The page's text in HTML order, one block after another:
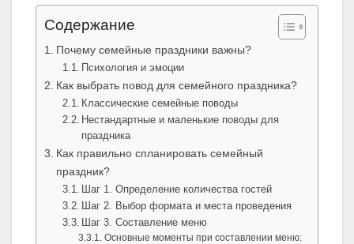
Содержание
Почему семейные праздники важны?
Психология и эмоции
Как выбрать повод для семейного праздника?
Классические семейные поводы
Нестандартные и маленькие поводы для
праздника
Как правильно спланировать семейный
праздник?
Шаг 1. Определение количества гостей
Шаг 2. Выбор формата и места проведения
Шаг 3. Составление меню
Основные моменты при составлении меню: